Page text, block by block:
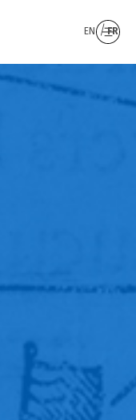
et de
entre
Martin
EN FR